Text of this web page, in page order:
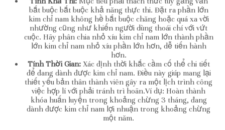
bắt buộc bắt buộc khả năng thực thi. Đặt ra phần lớn
kim chỉ nam không hề bắt buộc chăng hoặc quá xa vời
nhường cũng như khiến người dùng thoái chí với vứt
cuộc. Hãy phân chia nhỏ xíu kim chỉ nam lớn thành phần
lớn kim chỉ nam nhỏ xíu phần lớn hơn, dễ tiến hành
hơn.
Tính Thời Gian:Xác định thời khắc cầm cố thể chi tiết
để đang dành được kim chỉ nam. Điều này giúp mang lại
thiết yếu bản thân thành viên gây ra một lịch trình công
việc hợp lí với phải tránh trì hoãn.Ví dụ: Hoàn thành
khóa huấn luyện trong khoảng chừng 3 tháng, đang
dành được kim chỉ nam lợi nhuận trong khoảng chừng
một năm.